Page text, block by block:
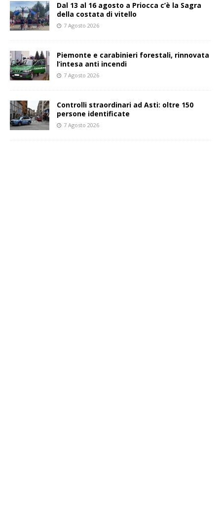
Dal 13 al 16 agosto a Priocca c’è la Sagra
della costata di vitello
7 Agosto 2026
Piemonte e carabinieri forestali, rinnovata
l’intesa anti incendi
7 Agosto 2026
Controlli straordinari ad Asti: oltre 150
persone identificate
7 Agosto 2026